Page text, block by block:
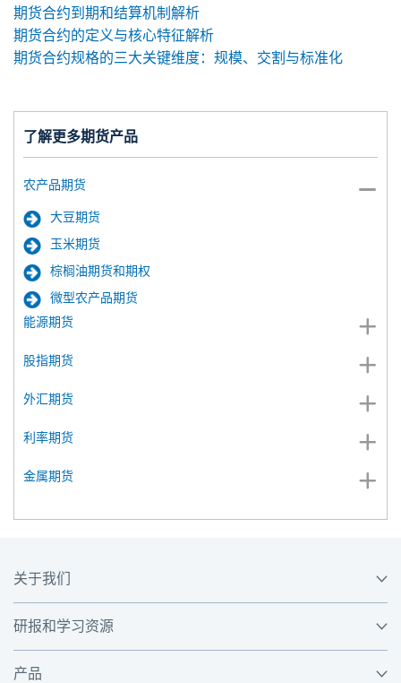
了解更多期货产品
农产品期货
大豆期货
玉米期货
棕榈油期货和期权
微型农产品期货
能源期货
股指期货
外汇期货
利率期货
金属期货
期货合约到期和结算机制解析
期货合约的定义与核心特征解析
期货合约规格的三大关键维度：规模、交割与标准化
关于我们
研报和学习资源
产品